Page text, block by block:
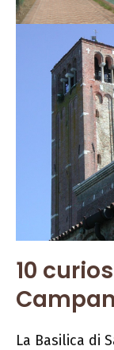
10
La Basilica di